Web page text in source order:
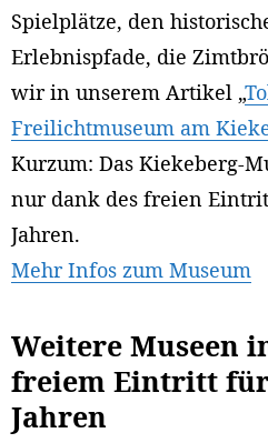
Spielplätze, den
Erlebnispfade, die
wir in unserem Artikel „
Freilichtmuseum am
Kurzum: Das Kiekeberg-
nur dank des freien
Jahren.
Mehr Infos zum Museum
Weitere Museen
freiem Eintritt
Jahren